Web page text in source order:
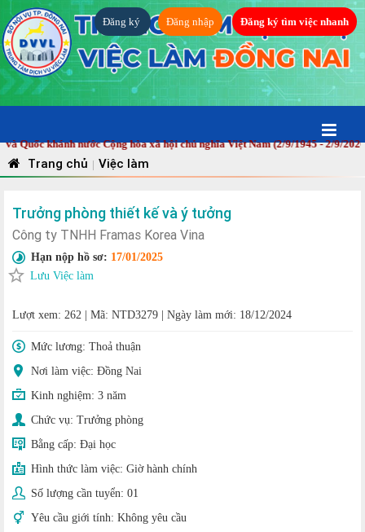
Đăng ký Đăng nhập Đăng ký tìm việc nhanh
khánh nước Cộng hòa xã hội chủ nghĩa Việt Nam (2/9/1945 - 2/9/
Trang chủ | Việc làm
Trưởng phòng thiết kế và ý tưởng
Công ty TNHH Framas Korea Vina
Hạn nộp hồ sơ: 17/01/2025
Lưu Việc làm
Lượt xem: 262 Mã: NTD3279 Ngày làm mới: 18/12/2024
Mức lương: Thoả thuận
Nơi làm việc: Đồng Nai
Kinh nghiệm: 3 năm
Chức vụ: Trưởng phòng
Bằng cấp: Đại học
Hình thức làm việc: Giờ hành chính
Số lượng cần tuyển: 01
Yêu cầu giới tính: Không yêu cầu